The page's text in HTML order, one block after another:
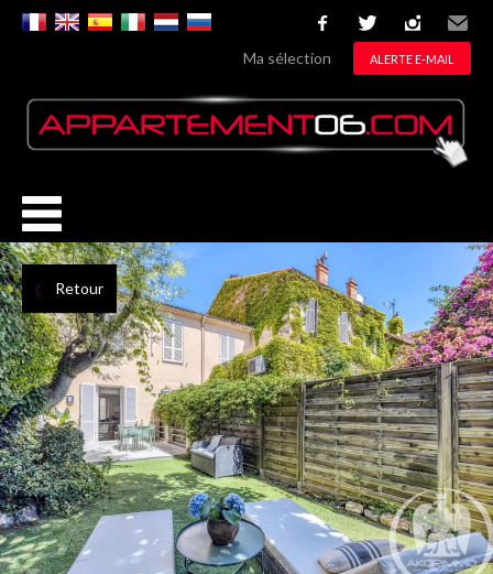
facebooktwitterinstagram
Email
Ma sélection ALERTE E-MAIL
Retour